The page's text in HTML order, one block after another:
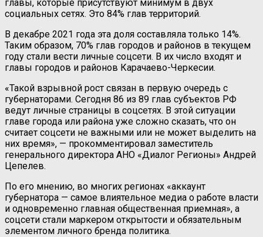
главы, которые присутствуют минимум в двух
социальных сетях. Это 84% глав территорий.
В декабре 2021 года эта доля составляла только 14%.
Таким образом, 70% глав городов и районов в текущем
году стали вести личные соцсети. В их число входят и
главы городов и районов Карачаево-Черкесии.
«Такой взрывной рост связан в первую очередь с
губернаторами. Сегодня 86 из 89 глав субъектов РФ
ведут личные страницы в соцсетях. В этой ситуации
главе города или района уже сложно сказать, что он
считает соцсети не важными или не может выделить на
них время», — прокомментировал заместитель
генерального директора АНО «Диалог Регионы» Андрей
Цепелев.
По его мнению, во многих регионах «аккаунт
губернатора — самое влиятельное медиа о работе власти
и одновременно главная общественная приемная», а
соцсети стали маркером открытости и обязательным
элементом личного бренда политика.